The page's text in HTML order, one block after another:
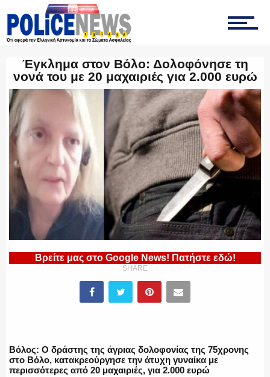
ΟΠΚΕ
ΟΜΑΔΑ “Ζ”
ΕΚΑΜ
ΕΛΛΗΝΙΚΗ ΑΣΤΥΝΟΜΙΑ
ΠΥΡΟΣΒΕΣΤΙΚΗ
Έγκλημα στον Βόλο: Δολοφόνησε τη
νονά του με 20 μαχαιριές για 2.000 ευρώ
Βρείτε μας στο Google News! Πατήστε εδώ!
SHARE
Βόλος: O δράστης της άγριας δολοφονίας της 75χρονης
στο Βόλο, κατακρεούργησε την άτυχη γυναίκα με
περισσότερες από 20 μαχαιριές, για 2.000 ευρώ